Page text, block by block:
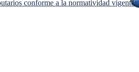
conforme a la normatividad vigente